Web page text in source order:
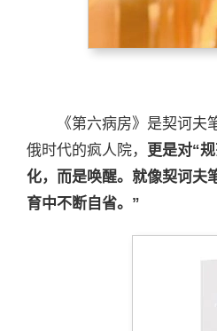
《第六病房》是契诃
俄时代的疯人院， 更是对“
化，而是唤醒。就像契诃夫
育中不断自省。”